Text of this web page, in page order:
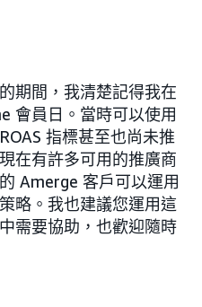
期間，我清楚記得我在
會員日。當時可以使用
指標甚至也尚未推
在有許多可用的推廣商
Amerge 客戶可以運用
略。我也建議您運用這
需要協助，也歡迎隨時